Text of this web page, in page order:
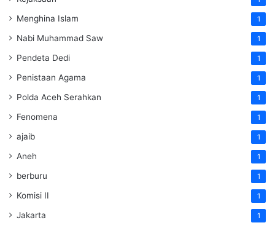
Menghina Islam 1
Nabi Muhammad Saw 1
Pendeta Dedi 1
Penistaan Agama 1
Polda Aceh Serahkan 1
Fenomena 1
ajaib 1
Aneh 1
berburu 1
Komisi II 1
Jakarta 1